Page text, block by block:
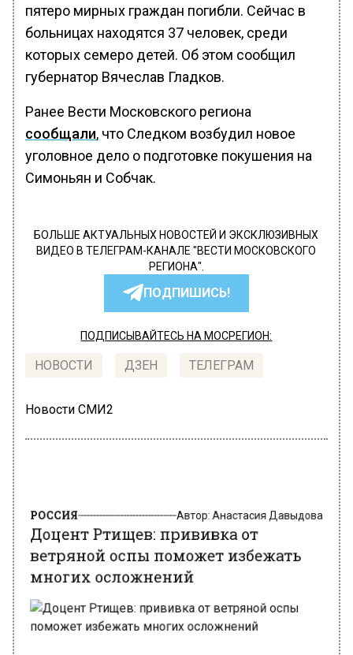
пятеро мирных граждан погибли. Сейчас в
больницах находятся 37 человек, среди
которых семеро детей. Об этом сообщил
губернатор Вячеслав Гладков.
Ранее Вести Московского региона
сообщали, что Следком возбудил новое
уголовное дело о подготовке покушения на
Симоньян и Собчак.
БОЛЬШЕ АКТУАЛЬНЫХ НОВОСТЕЙ И ЭКСКЛЮЗИВНЫХ
ВИДЕО В ТЕЛЕГРАМ-КАНАЛЕ "ВЕСТИ МОСКОВСКОГО
РЕГИОНА".
ПОДПИШИСЬ!
ПОДПИСЫВАЙТЕСЬ НА МОСРЕГИОН:
НОВОСТИ ДЗЕН ТЕЛЕГРАМ
Новости СМИ2
Доцент Ртищев: прививка от
ветряной оспы поможет избежать
многих осложнений